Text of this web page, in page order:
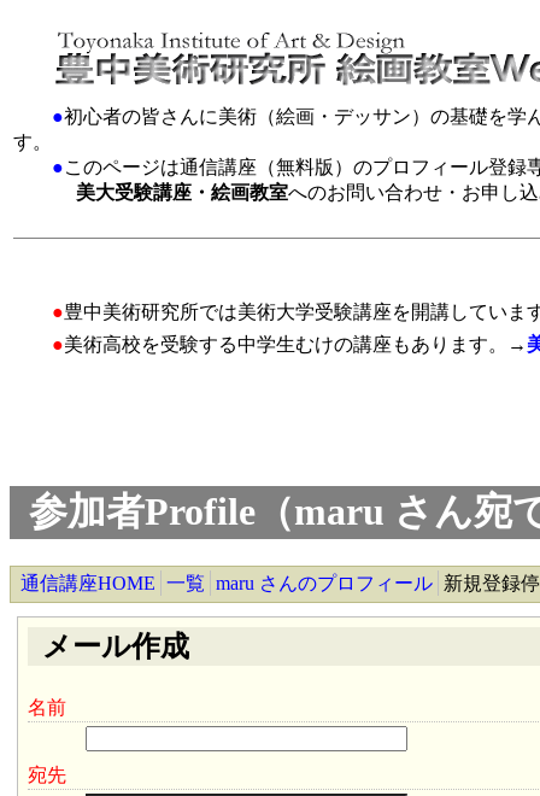
●初心者の皆さんに美術（絵画・デッサン）の基礎を
す。
●このページは通信講座（無料版）のプロフィール登録
美大受験講座・絵画教室へのお問い合わせ・お申し
●豊中美術研究所では美術大学受験講座を開講していま
●美術高校を受験する中学生むけの講座もあります。→
参加者Profile（maru さん宛
通信講座HOME 一覧 maru さんのプロフィール 新規登録
メール作成
名前
宛先